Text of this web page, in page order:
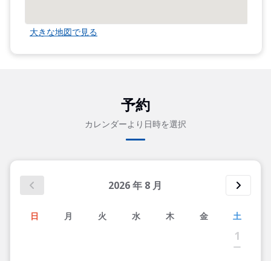
大きな地図で見る
予約
カレンダーより日時を選択
2026年 8 月
日 月 火 水 木 金 土
1